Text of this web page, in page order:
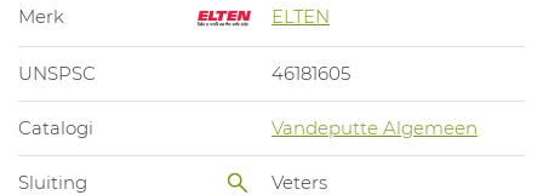
Merk ELTEN
UNSPSC 46181605
Catalogi Vandeputte Algemeen
Sluiting Veters